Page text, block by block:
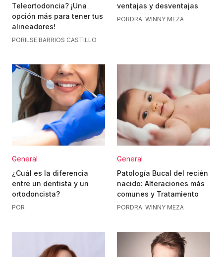
Teleortodoncia? ¡Una
opción más para tener tus
alineadores!
PORILSE BARRIOS CASTILLO
ventajas y desventajas
PORDRA. WINNY MEZA
General
¿Cuál es la diferencia
entre un dentista y un
ortodoncista?
POR
General
Patología Bucal del recién
nacido: Alteraciones más
comunes y Tratamiento
PORDRA. WINNY MEZA